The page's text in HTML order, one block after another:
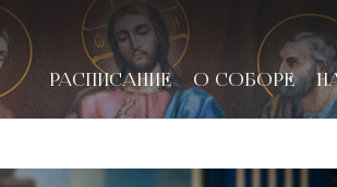
РАСПИСАНИЕ О СОБОРЕ